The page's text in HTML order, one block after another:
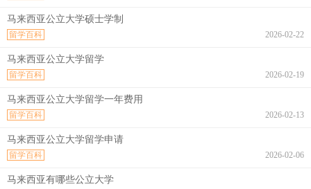
马来西亚公立大学硕士学制
2026-02-22
留学百科
马来西亚公立大学留学
2026-02-19
留学百科
马来西亚公立大学留学一年费用
2026-02-13
留学百科
马来西亚公立大学留学申请
2026-02-06
留学百科
马来西亚有哪些公立大学